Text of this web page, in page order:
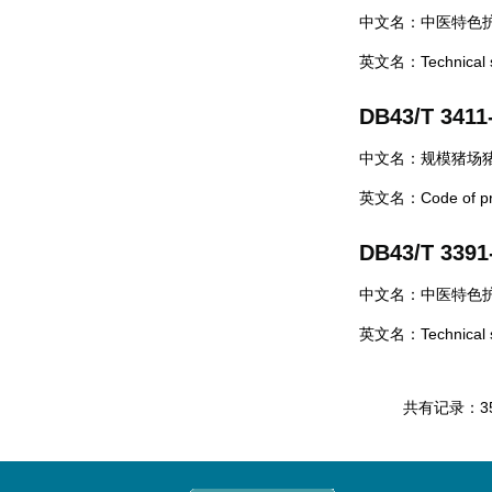
中文名：中医特色
英文名：
DB43/T
中文名：规模猪场
英文名：Code of
DB43/T
中文名：中医特色
英文名：
共有记录：